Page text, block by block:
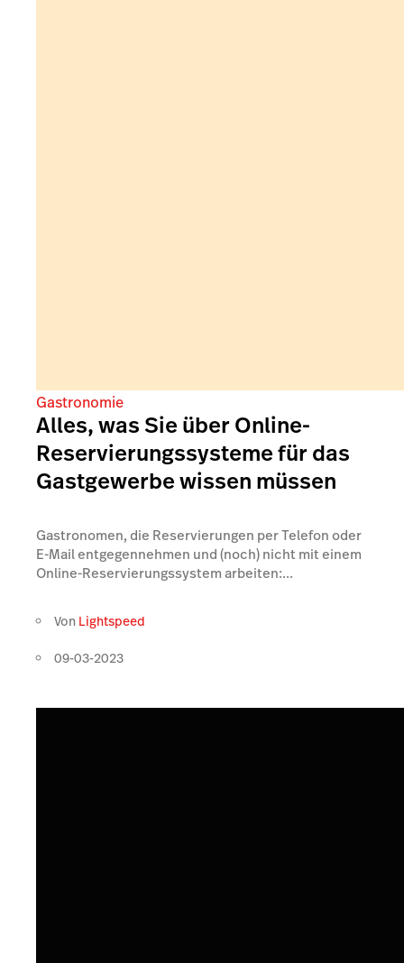
Gastronomie
Alles, was Sie über Online-
Reservierungssysteme für das
Gastgewerbe wissen müssen
Gastronomen, die Reservierungen per Telefon oder
E-Mail entgegennehmen und (noch) nicht mit einem
Online-Reservierungssystem arbeiten:...
Von Lightspeed
09-03-2023